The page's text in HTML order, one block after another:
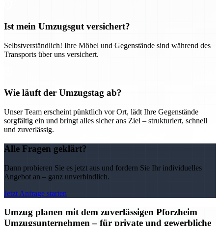
Ist mein Umzugsgut versichert?
Selbstverständlich! Ihre Möbel und Gegenstände sind während des
Transports über uns versichert.
Wie läuft der Umzugstag ab?
Unser Team erscheint pünktlich vor Ort, lädt Ihre Gegenstände
sorgfältig ein und bringt alles sicher ans Ziel – strukturiert, schnell
und zuverlässig.
Alle Fragen geklärt?
Dann probieren Sie es jetzt aus und fordern Sie Ihr individuelles
Angebot an – ganz unverbindlich.
Jetzt Anfrage starten
Umzug planen mit dem zuverlässigen Pforzheim
Umzugsunternehmen – für private und gewerbliche